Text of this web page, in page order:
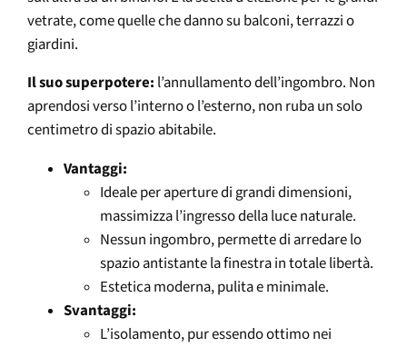
vetrate, come quelle che danno su balconi, terrazzi o
giardini.
Il suo superpotere: l’annullamento dell’ingombro. Non
aprendosi verso l’interno o l’esterno, non ruba un solo
centimetro di spazio abitabile.
Vantaggi:
Ideale per aperture di grandi dimensioni,
massimizza l’ingresso della luce naturale.
Nessun ingombro, permette di arredare lo
spazio antistante la finestra in totale libertà.
Estetica moderna, pulita e minimale.
Svantaggi:
L’isolamento, pur essendo ottimo nei